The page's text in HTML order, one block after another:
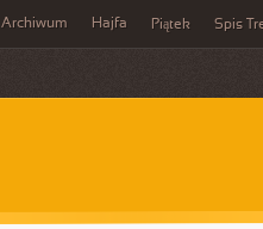
Archiwum Hajfa Piątek Spis